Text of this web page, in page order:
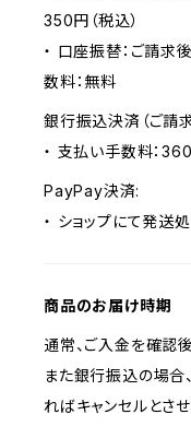
350円（税込）
・ 口座振替：ご請求
数料：無料
銀行振込決済（ご請
・ 支払い手数料：360
PayPay決済:
・ ショップにて発送
商品のお届け時期
通常、ご入金を確認
また銀行振込の場合
ればキャンセルとさ